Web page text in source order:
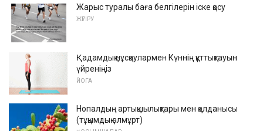
Жарыс туралы баға белгілерін іске қосу
ЖҮГІРУ
Қадамдық нұсқаулармен Күннің құттықтауын
үйреніңіз
ЙОГА
Нопалдың артықшылықтары мен қолданысы
(тұқымдық алмұрт)